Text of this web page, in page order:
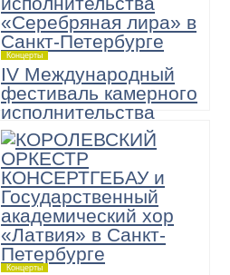
Концерты
IV Международный
фестиваль камерного
исполнительства
«Серебряная лира»
6 ноября,Большой зал академической
Филармонии имени Д.Шостаковича
«А теперь — Моцарт!» Музыкально-
комедийное шоу
Концерты